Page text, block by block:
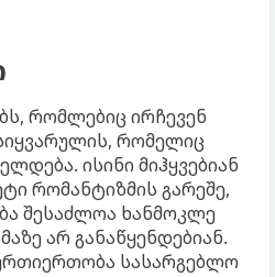
რომლებიც ირჩევენ
რომელიც
ისინი მიჰყვებიან
რომანტიზმის გარეშე,
შესაძლოა ხანმოკლე
არ განაწყენდებიან.
სასარგებლო